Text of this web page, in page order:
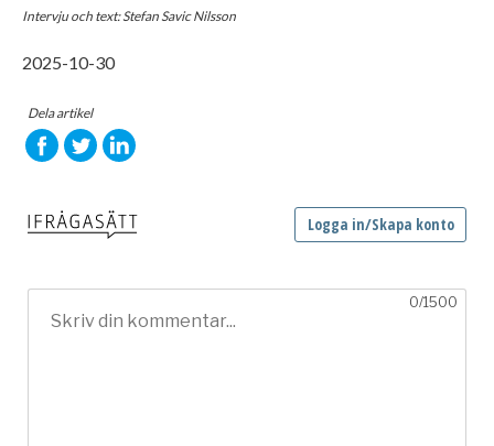
Intervju och text: Stefan Savic Nilsson
2025-10-30
Dela artikel